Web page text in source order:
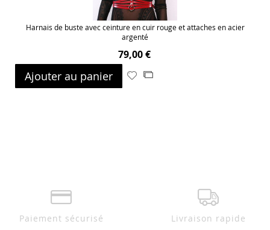
Harnais de buste avec ceinture en cuir rouge et attaches en acier
argenté
79,00 €
Ajouter au panier
AjouterAjouter
Paiement sécurisé Livraison rapide